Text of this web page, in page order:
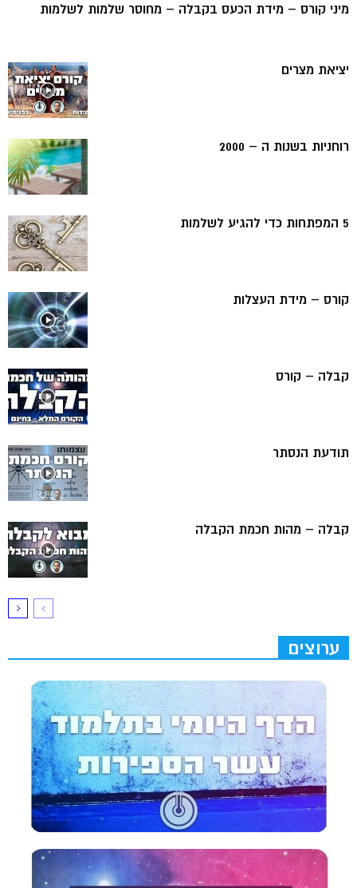
מיני קורס – מידת הכעס בקבלה – מחוסר שלמות לשלמות
יציאת מצרים
רוחניות בשנות ה – 2000
5 המפתחות כדי להגיע לשלמות
קורס – מידת העצלות
קבלה – קורס
תודעת הנסתר
קבלה – מהות חכמת הקבלה
ערוצים